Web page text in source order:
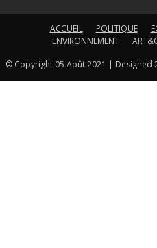
ACCUEIL POLITIQUE
ENVIRONNEMENT
© Copyright 05 Août 2021 | Designed